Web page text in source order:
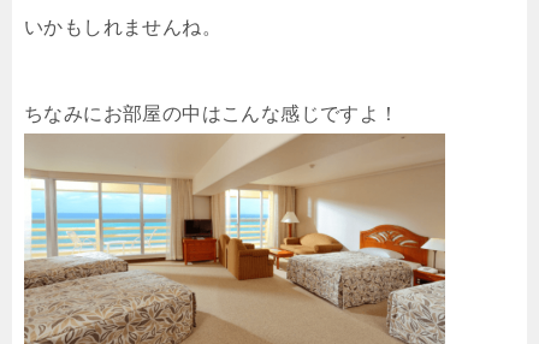
いかもしれませんね。
ちなみにお部屋の中はこんな感じですよ！